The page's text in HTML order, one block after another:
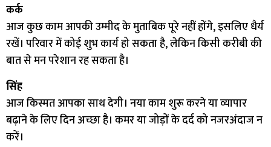
कर्क
आज कुछ काम आपकी उम्मीद के मुताबिक पूरे नहीं होंगे, इसलिए धैर्य
रखें। परिवार में कोई शुभ कार्य हो सकता है, लेकिन किसी करीबी की
बात से मन परेशान रह सकता है।
सिंह
आज किस्मत आपका साथ देगी। नया काम शुरू करने या व्यापार
बढ़ाने के लिए दिन अच्छा है। कमर या जोड़ों के दर्द को नजरअंदाज न
करें।